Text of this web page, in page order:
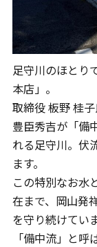
足守川のほとり
本店」。
取締役 板野 桂
豊臣秀吉が「備
れる足守川。伏
ます。
この特別なお水
在まで、岡山発
を守り続けてい
「備中流」と